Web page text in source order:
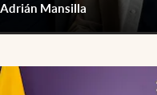
Adrián Mansilla